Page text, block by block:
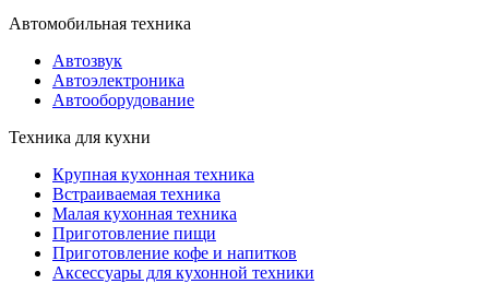
Автомобильная техника
Автозвук
Автоэлектроника
Автооборудование
Техника для кухни
Крупная кухонная техника
Встраиваемая техника
Малая кухонная техника
Приготовление пищи
Приготовление кофе и напитков
Аксессуары для кухонной техники